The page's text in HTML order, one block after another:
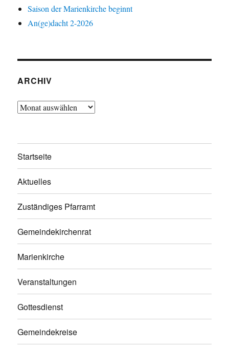
Saison der Marienkirche beginnt
An(ge)dacht 2-2026
ARCHIV
Archiv
Startseite
Aktuelles
Zuständiges Pfarramt
Gemeindekirchenrat
Marienkirche
Veranstaltungen
Gottesdienst
Gemeindekreise